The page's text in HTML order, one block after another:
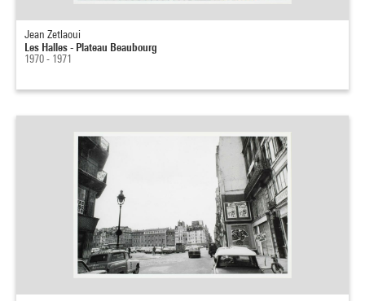
Jean Zetlaoui
Les Halles - Plateau Beaubourg
1970 - 1971